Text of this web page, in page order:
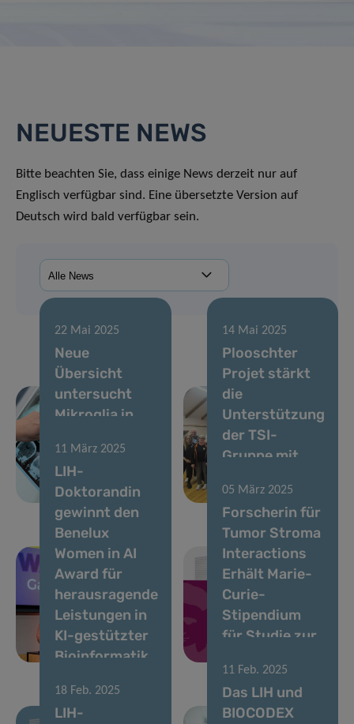
NEUESTE NEWS
Bitte beachten Sie, dass einige News derzeit nur auf
Englisch verfügbar sind. Eine übersetzte Version auf
Deutsch wird bald verfügbar sein.
22 Mai 2025
Neue
Übersicht
untersucht
Mikroglia in
der
Parkinson-
Krankheit
14 Mai 2025
Plooschter
Projet stärkt
die
Unterstützung
der TSI-
Gruppe mit
Spende
11 März 2025
LIH-
Doktorandin
gewinnt den
Benelux
Women in AI
Award für
herausragende
Leistungen in
KI-gestützter
Bioinformatik
05 März 2025
Forscherin für
Tumor Stroma
Interactions
Erhält Marie-
Curie-
Stipendium
für Studie zur
18 Feb. 2025
LIH-
11 Feb. 2025
Das LIH und
BIOCODEX